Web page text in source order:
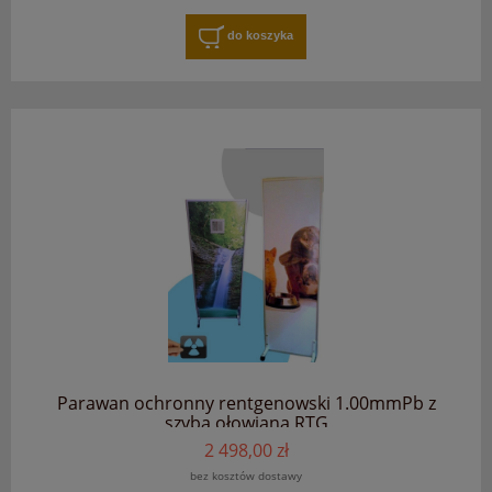
do koszyka
Parawan ochronny rentgenowski 1.00mmPb z
szybą ołowianą RTG
2 498,00 zł
bez kosztów dostawy